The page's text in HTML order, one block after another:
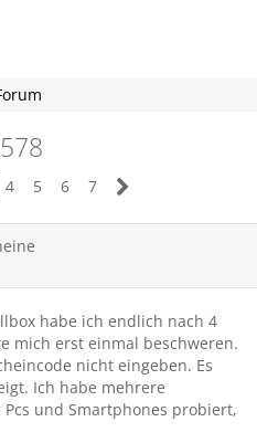
4 5 6 7
habe ich endlich nach 4
mich erst einmal beschweren.
nicht eingeben. Es
Ich habe mehrere
und Smartphones probiert,